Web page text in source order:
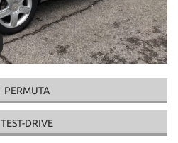
PERMUTA
TEST-DRIVE